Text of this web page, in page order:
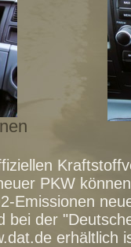
PKW
Emissionen
bei der
erhältlich